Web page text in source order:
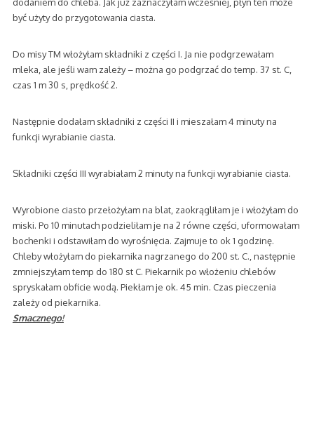
dodaniem do chleba. Jak już zaznaczyłam wcześniej, płyn ten może
być użyty do przygotowania ciasta.
Do misy TM włożyłam składniki z części I. Ja nie podgrzewałam
mleka, ale jeśli wam zależy – można go podgrzać do temp. 37 st. C,
czas 1 m 30 s, prędkość 2.
Następnie dodałam składniki z części II i mieszałam 4 minuty na
funkcji wyrabianie ciasta.
Składniki części III wyrabiałam 2 minuty na funkcji wyrabianie ciasta.
Wyrobione ciasto przełożyłam na blat, zaokrągliłam je i włożyłam do
miski. Po 10 minutach podzieliłam je na 2 równe części, uformowałam
bochenki i odstawiłam do wyrośnięcia. Zajmuje to ok 1 godzinę.
Chleby włożyłam do piekarnika nagrzanego do 200 st. C., następnie
zmniejszyłam temp do 180 st C. Piekarnik po włożeniu chlebów
spryskałam obficie wodą. Piekłam je ok. 45 min. Czas pieczenia
zależy od piekarnika.
Smacznego!